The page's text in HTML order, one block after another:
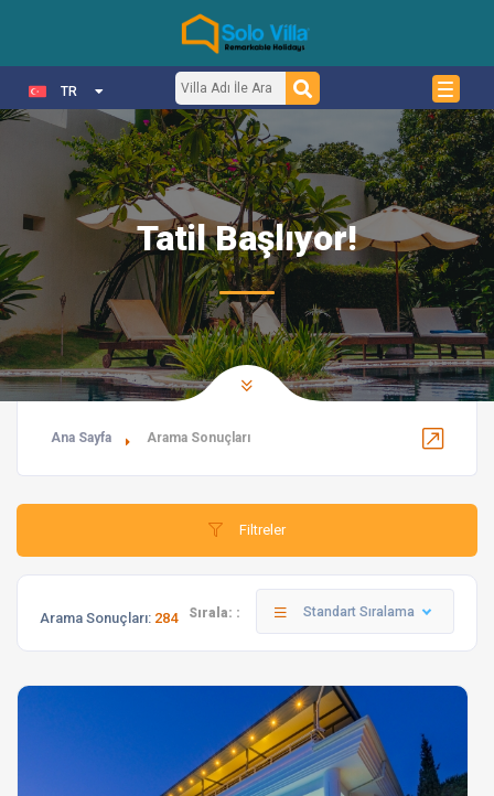
TR
Tatil Başlıyor!
Ana Sayfa Arama Sonuçları
Filtreler
Arama Sonuçları: 284 Sırala: : Standart Sıralama